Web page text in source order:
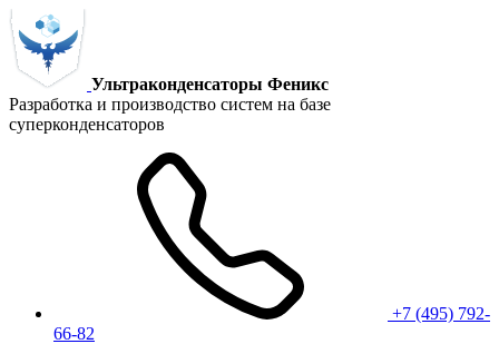
Ультраконденсаторы Феникс
Разработка и производство систем на базе
суперконденсаторов
+7 (495) 792-
66-82